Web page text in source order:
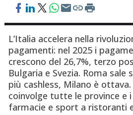
L’Italia accelera nella
pagamenti: nel 2025 i
crescono del 26,7%, terzo
Bulgaria e Svezia. Roma
più cashless, Milano è
coinvolge tutte le province e
farmacie e sport a ristoranti